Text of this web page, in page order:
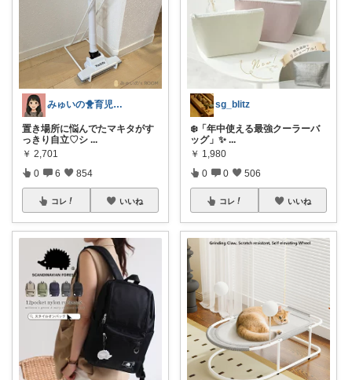
みゅいの🐥育児×時短×コスパ☀️朝コレ
置き場所に悩んでたマキタがす
っきり自立♡シ ...
￥ 2,701
0 6 854
コレ いいね
sg_blitz
❄️「年中使える最強クーラーバ
ッグ」✨ ...
￥ 1,980
0 0 506
コレ いいね